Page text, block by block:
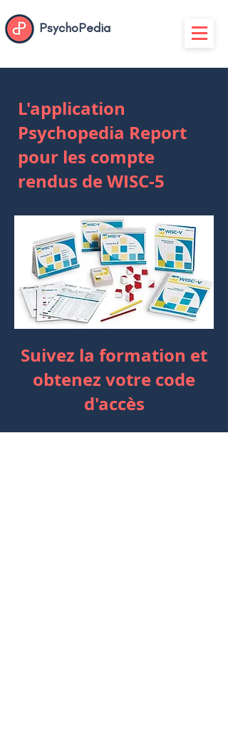
PsychoPedia
L'application
Psychopedia Report
pour les compte
rendus de WISC-5
Suivez la formation et
obtenez votre code
d'accès